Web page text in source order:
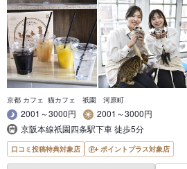
京都 カフェ 猫カフェ 祇園 河原町
2001～3000円
2001～3000円
京阪本線祇園四条駅下車 徒歩5分
口コミ投稿特典対象店 ポイントプラス対象店